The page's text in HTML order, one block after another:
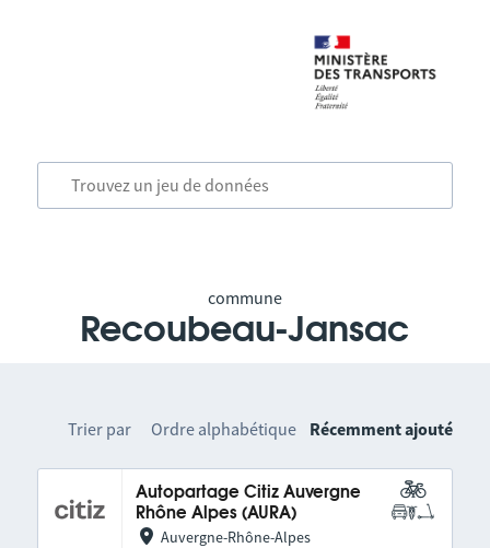
commune
Recoubeau-Jansac
Trier par Ordre alphabétique Récemment ajouté
Autopartage Citiz Auvergne
Rhône Alpes (AURA)
Auvergne-Rhône-Alpes